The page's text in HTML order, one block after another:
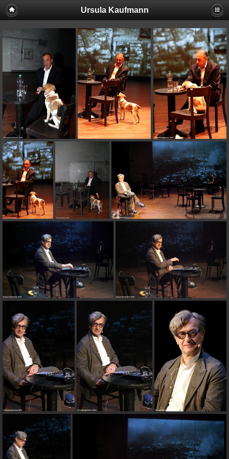
Ursula Kaufmann